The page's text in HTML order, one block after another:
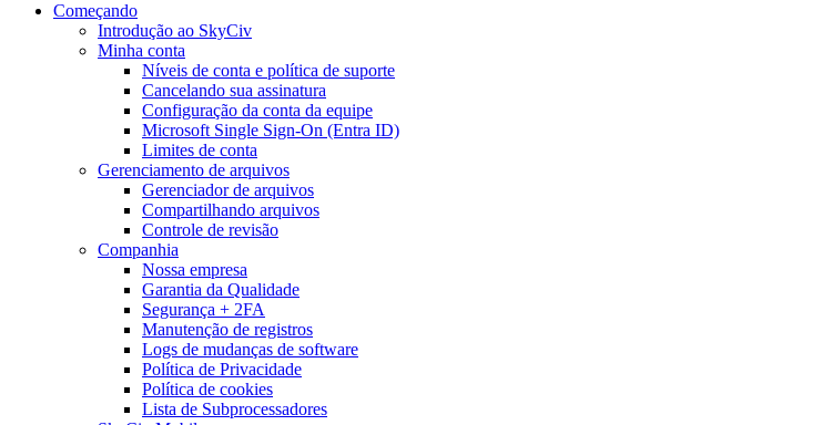
Começando
Introdução ao SkyCiv
Minha conta
Níveis de conta e política de suporte
Cancelando sua assinatura
Configuração da conta da equipe
Microsoft Single Sign-On (Entra ID)
Limites de conta
Gerenciamento de arquivos
Gerenciador de arquivos
Compartilhando arquivos
Controle de revisão
Companhia
Nossa empresa
Garantia da Qualidade
Segurança + 2FA
Manutenção de registros
Logs de mudanças de software
Política de Privacidade
Política de cookies
Lista de Subprocessadores